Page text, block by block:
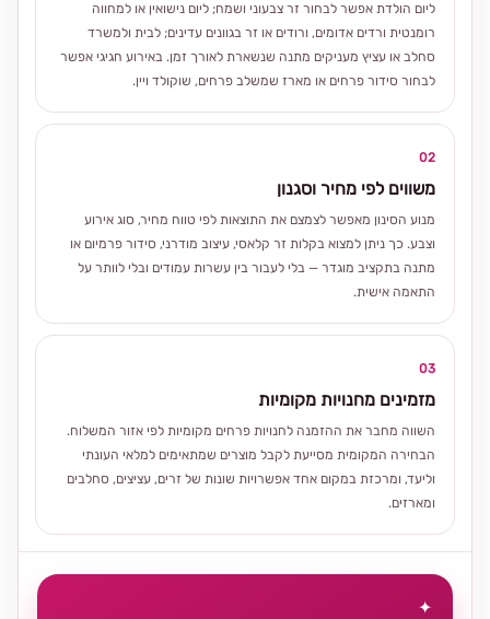
ליום הולדת אפשר לבחור זר צבעוני ושמח; ליום נישואין או למחווה
רומנטית ורדים אדומים, ורודים או זר בגוונים עדינים; לבית ולמשרד
סחלב או עציץ מעניקים מתנה שנשארת לאורך זמן. באירוע חגיגי אפשר
לבחור סידור פרחים או מארז שמשלב פרחים, שוקולד ויין.
02
משווים לפי מחיר וסגנון
מנוע הסינון מאפשר לצמצם את התוצאות לפי טווח מחיר, סוג אירוע
וצבע. כך ניתן למצוא בקלות זר קלאסי, עיצוב מודרני, סידור פרמיום או
מתנה בתקציב מוגדר — בלי לעבור בין עשרות עמודים ובלי לוותר על
התאמה אישית.
03
מזמינים מחנויות מקומיות
השווה מחבר את ההזמנה לחנויות פרחים מקומיות לפי אזור המשלוח.
הבחירה המקומית מסייעת לקבל מוצרים שמתאימים למלאי העונתי
וליעד, ומרכזת במקום אחד אפשרויות שונות של זרים, עציצים, סחלבים
ומארזים.
✦